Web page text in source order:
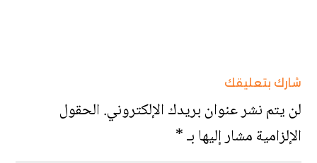
شارك بتعليقك
لن يتم نشر عنوان بريدك الإلكتروني.الحقول
الإلزامية مشار إليها بـ*